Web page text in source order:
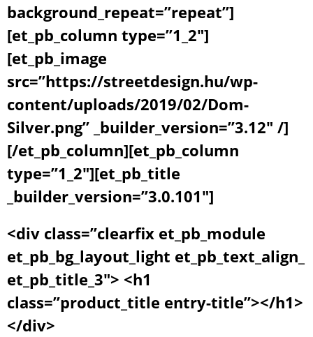
background_repeat=”repeat”]
[et_pb_column type=”1_2″]
[et_pb_image
src=”https://streetdesign.hu/wp-
content/uploads/2019/02/Dom-
Silver.png” _builder_version=”3.12″ /]
[/et_pb_column][et_pb_column
type=”1_2″][et_pb_title
_builder_version=”3.0.101″]
<div class=”clearfix et_pb_module
et_pb_bg_layout_light et_pb_text_align_
et_pb_title_3″> <h1
class=”product_title entry-title”></h1>
</div>